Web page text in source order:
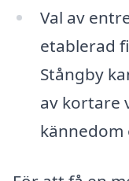
Val av
etablerad
Stångby
av kortare
kännedom